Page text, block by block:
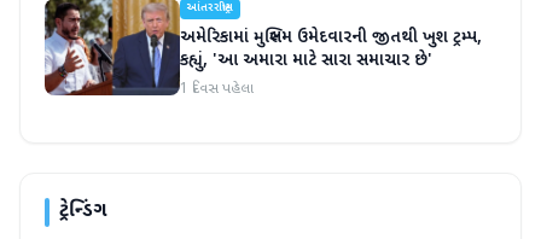
આંતરરાષ્ટ્રીય
અમેરિકામાં મુસ્લિમ ઉમેદવારની જીતથી ખુશ ટ્રમ્પ,
કહ્યું, 'આ અમારા માટે સારા સમાચાર છે'
1 દિવસ પહેલા
ટ્રેન્ડિંગ